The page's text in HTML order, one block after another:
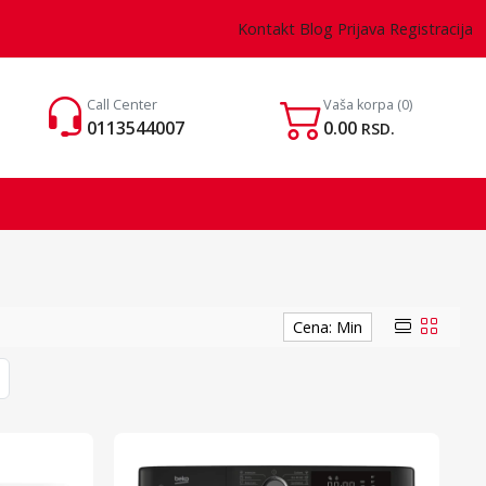
Kontakt Blog Prijava Registracija
Call Center
0113544007
Vaša korpa (0)
0.00 RSD.
Cena: Min